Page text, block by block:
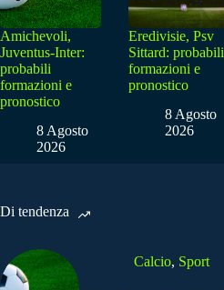
Amichevoli,
Juventus-Inter:
probabili
formazioni e
pronostico
8 Agosto
2026
Eredivisie, Psv
Sittard: probabili
formazioni e
pronostico
8 Agosto
2026
Di tendenza
Calcio, Sport